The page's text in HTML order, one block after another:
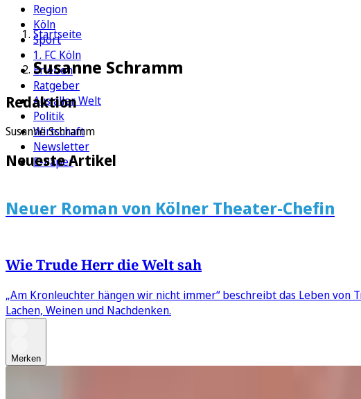
Region
Köln
Sport
1. FC Köln
Erleben
Ratgeber
Aus aller Welt
Politik
Wirtschaft
Newsletter
E-Paper
Startseite
Susanne Schramm
Redaktion
Susanne Schramm
Neueste Artikel
Neuer Roman von Kölner Theater-Chefin
Wie Trude Herr die Welt sah
„Am Kronleuchter hängen wir nicht immer“ beschreibt das Leben
Lachen, Weinen und Nachdenken.
Merken